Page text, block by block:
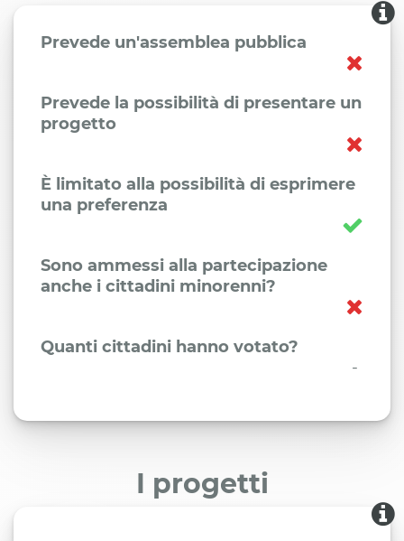
Prevede un'assemblea pubblica
Prevede la possibilità di presentare un
progetto
È limitato alla possibilità di esprimere
una preferenza
Sono ammessi alla partecipazione
anche i cittadini minorenni?
Quanti cittadini hanno votato?
-
I progetti